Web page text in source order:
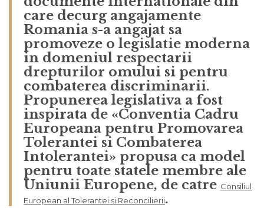
care decurg angajamente
Romania s-a angajat sa
promoveze o legislatie moderna
in domeniul respectarii
drepturilor omului si pentru
combaterea discriminarii.
Propunerea legislativa a fost
inspirata de «Conventia Cadru
Europeana pentru Promovarea
Tolerantei si Combaterea
Intolerantei» propusa ca model
pentru toate statele membre ale
Uniunii Europene, de catre Consiliul
European al Tolerantei si Reconcilierii.